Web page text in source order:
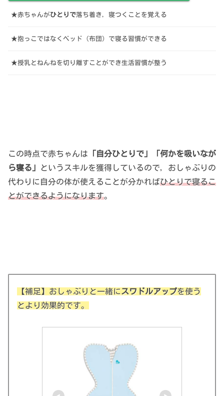
★赤ちゃんがひとりで落ち着き，寝つくことを覚える
★抱っこではなくベッド（布団）で寝る習慣ができる
★授乳とねんねを切り離すことができ生活習慣が整う
この時点で赤ちゃんは 「自分ひとりで」「何かを吸いなが
ら寝る」
というスキルを獲得しているので，おしゃぶりの
代わりに自分の体が使えることが分かればひとりで寝るこ
とができるようになります。
【補足】おしゃぶりと一緒にスワドルアップを使う
とより効果的です。